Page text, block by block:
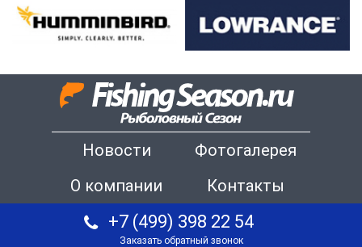
Новости
Фотогалерея
О компании
Контакты
+7 (499) 398 22 54
Заказать обратный звонок